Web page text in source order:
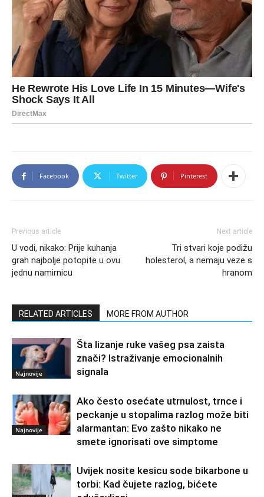
Facebook Twitter Pinterest
Previous article
U vodi, nikako: Prije kuhanja
grah najbolje potopite u ovu
jednu namirnicu
Next article
Tri stvari koje podižu
holesterol, a nemaju veze s
hranom
RELATED ARTICLES MORE FROM AUTHOR
Najnovije
Šta lizanje ruke vašeg psa zaista
znači? Istraživanje emocionalnih
signala
Najnovije
Ako često osećate utrnulost, trnce i
peckanje u stopalima razlog može biti
alarmantan: Evo zašto nikako ne
smete ignorisati ove simptome
Uvijek nosite kesicu sode bikarbone u
torbi: Kad čujete razlog, bićete